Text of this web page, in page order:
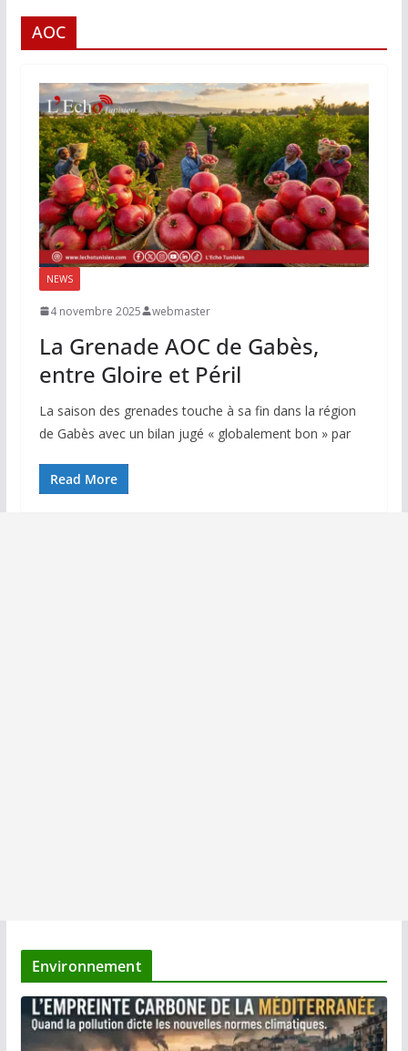
AOC
NEWS
4 novembre 2025 webmaster
La Grenade AOC de Gabès,
entre Gloire et Péril
La saison des grenades touche à sa fin dans la région
de Gabès avec un bilan jugé « globalement bon » par
Read More
Environnement